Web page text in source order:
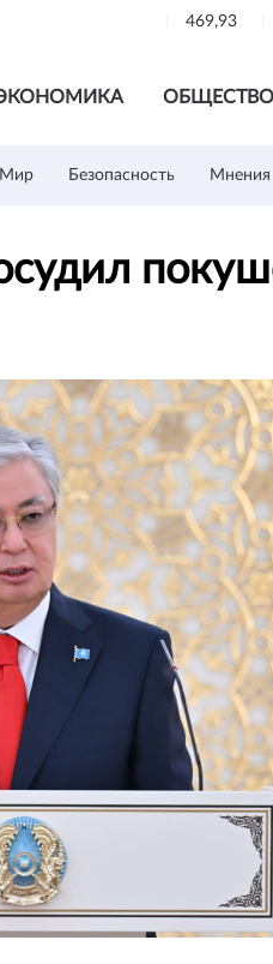
469,93
ОБЩЕСТВО
Мир Безопасность Мнения